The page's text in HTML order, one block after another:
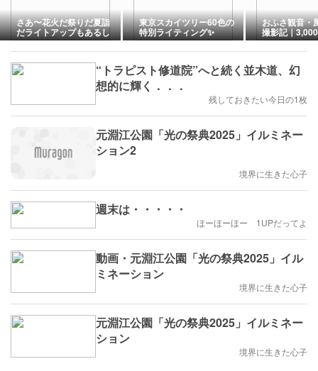
さあ〜花火だ祭りだ夏詣
だライトアップもあるし
東京スカイツリー60色の
特別ライティング✨
おふさ観音・
撮影記｜
止の夜【奈良
“トラピスト修道院”へと続く並木道、幻
想的に輝く．．．
残しておきたい今日の1枚
元淵江公園「光の祭典2025」イルミネー
ション2
境界に生きた心子
週末は・・・・・
ほーほーほー 1UPだってよ
動画・元淵江公園「光の祭典2025」イル
ミネーション
境界に生きた心子
元淵江公園「光の祭典2025」イルミネー
ション
境界に生きた心子